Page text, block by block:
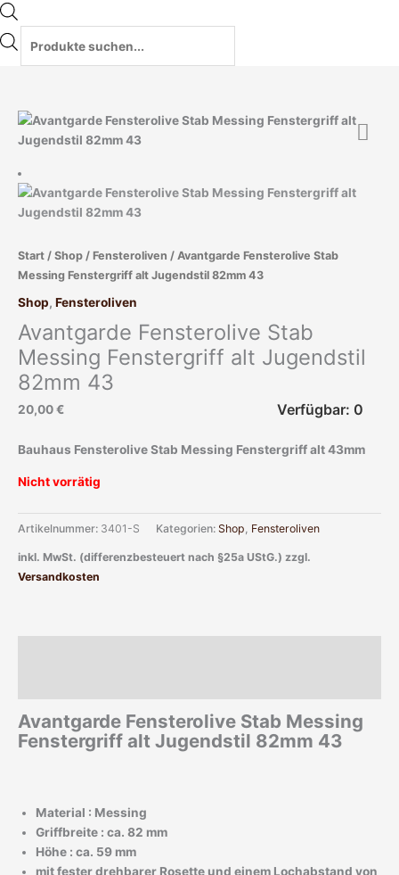
Start / Shop / Fensteroliven / Avantgarde Fensterolive Stab
Messing Fenstergriff alt Jugendstil 82mm 43
Shop, Fensteroliven
Avantgarde Fensterolive Stab
Messing Fenstergriff alt Jugendstil
82mm 43
20,00€ Verfügbar: 0
Bauhaus Fensterolive Stab Messing Fenstergriff alt 43mm
Nicht vorrätig
Artikelnummer: 3401-S Kategorien: Shop, Fensteroliven
inkl. MwSt. (differenzbesteuert nach §25a UStG.) zzgl.
Versandkosten
Avantgarde Fensterolive Stab Messing
Fenstergriff alt Jugendstil 82mm 43
Material : Messing
Griffbreite : ca. 82 mm
Höhe : ca. 59 mm
mit fester drehbarer Rosette und einem Lochabstand von